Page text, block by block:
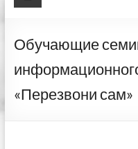
Обучающие
«Перезвони сам»